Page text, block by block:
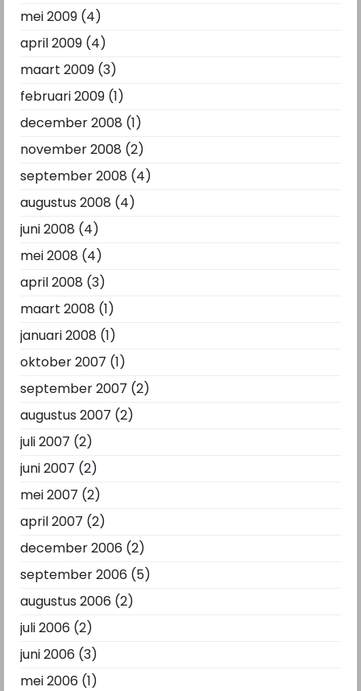
mei 2009 (4)
april 2009 (4)
maart 2009 (3)
februari 2009 (1)
december 2008 (1)
november 2008 (2)
september 2008 (4)
augustus 2008 (4)
juni 2008 (4)
mei 2008 (4)
april 2008 (3)
maart 2008 (1)
januari 2008 (1)
oktober 2007 (1)
september 2007 (2)
augustus 2007 (2)
juli 2007 (2)
juni 2007 (2)
mei 2007 (2)
april 2007 (2)
december 2006 (2)
september 2006 (5)
augustus 2006 (2)
juli 2006 (2)
juni 2006 (3)
mei 2006 (1)